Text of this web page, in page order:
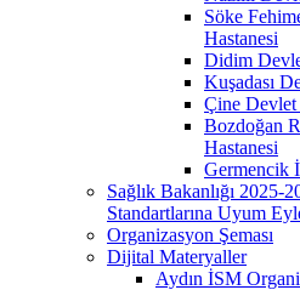
Söke
Hastanesi
Didim
Kuşadası
Çine Devlet
Bozdoğan
Hastanesi
Germencik
Sağlık Bakanlığı
Standartlarına Uyum
Organizasyon Şeması
Dijital Materyaller
Aydın İSM